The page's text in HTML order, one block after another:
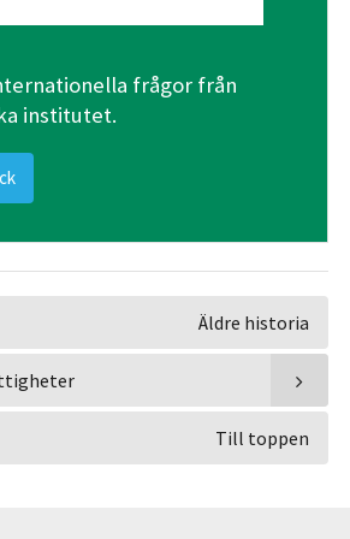
frågor från
institutet.
Äldre historia
Till toppen